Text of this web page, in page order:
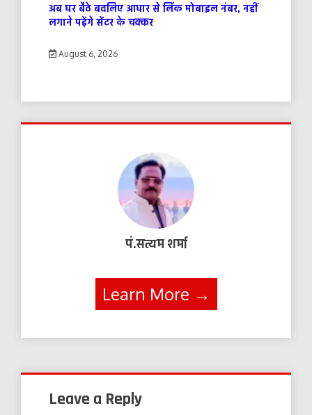
अब घर बैठे बदलिए आधार से लिंक मोबाइल नंबर, नहीं
लगाने पड़ेंगे सेंटर के चक्कर
August 6, 2026
पं.सत्यम शर्मा
Learn More →
Leave a Reply